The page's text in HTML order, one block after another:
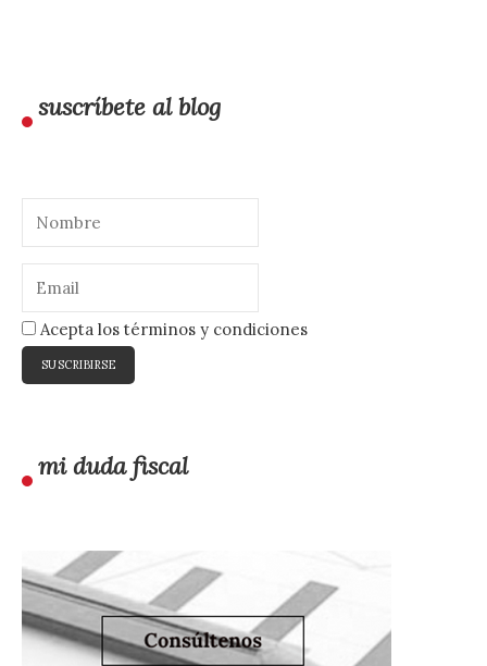
suscríbete al blog
Acepta los términos y condiciones
mi duda fiscal